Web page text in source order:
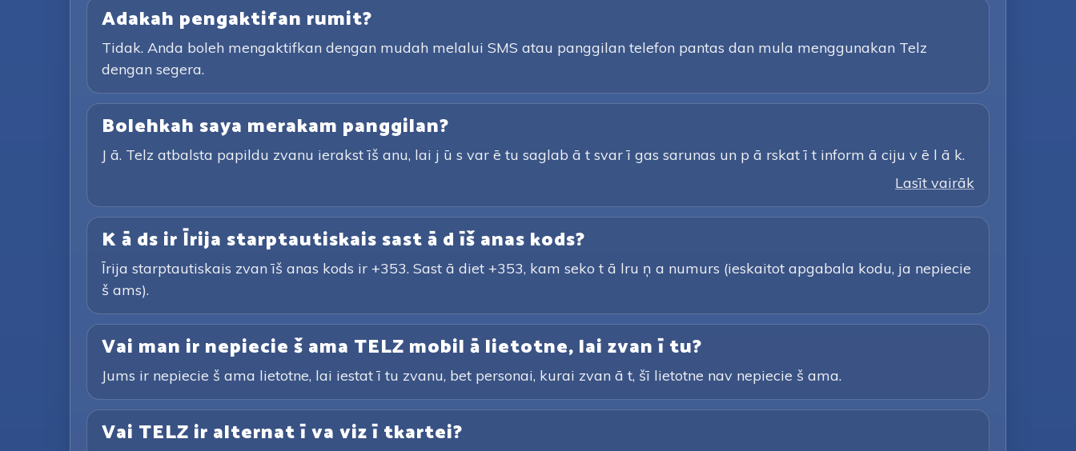
Adakah pengaktifan rumit?
Tidak. Anda boleh mengaktifkan dengan mudah melalui SMS atau panggilan telefon pantas dan mula menggunakan Telz
dengan segera.
Bolehkah saya merakam panggilan?
J ā. Telz atbalsta papildu zvanu ierakst īš anu, lai j ū s var ē tu saglab ā t svar ī gas sarunas un p ā rskat ī t inform ā ciju v ē l ā k.
Lasīt vairāk
K ā ds ir Īrija starptautiskais sast ā d īš anas kods?
Īrija starptautiskais zvan īš anas kods ir +353. Sast ā diet +353, kam seko t ā lru ņ a numurs (ieskaitot apgabala kodu, ja nepiecie
š ams).
Vai man ir nepiecie š ama TELZ mobil ā lietotne, lai zvan ī tu?
Jums ir nepiecie š ama lietotne, lai iestat ī tu zvanu, bet personai, kurai zvan ā t, šī lietotne nav nepiecie š ama.
Vai TELZ ir alternat ī va viz ī tkartei?